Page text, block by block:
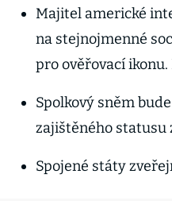
Majitel americké
na stejnojmenné
pro ověřovací
Spolkový sněm
zajištěného statusu
Spojené státy